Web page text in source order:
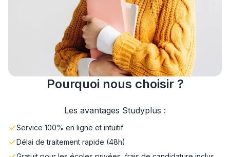
Pourquoi nous choisir ?
Les avantages Studyplus :
Service 100% en ligne et intuitif
Délai de traitement rapide (48h)